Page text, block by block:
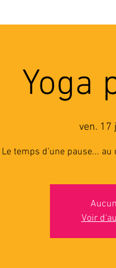
Yoga
ven. 17
Le temps d'une pause...
Voir